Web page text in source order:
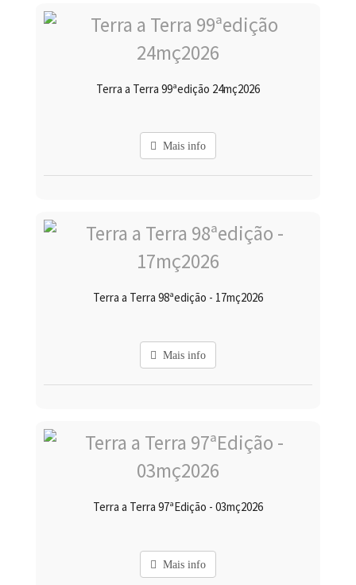
Terra a Terra 99ªedição 24mç2026
Mais info
Terra a Terra 98ªedição - 17mç2026
Mais info
Terra a Terra 97ªEdição - 03mç2026
Mais info